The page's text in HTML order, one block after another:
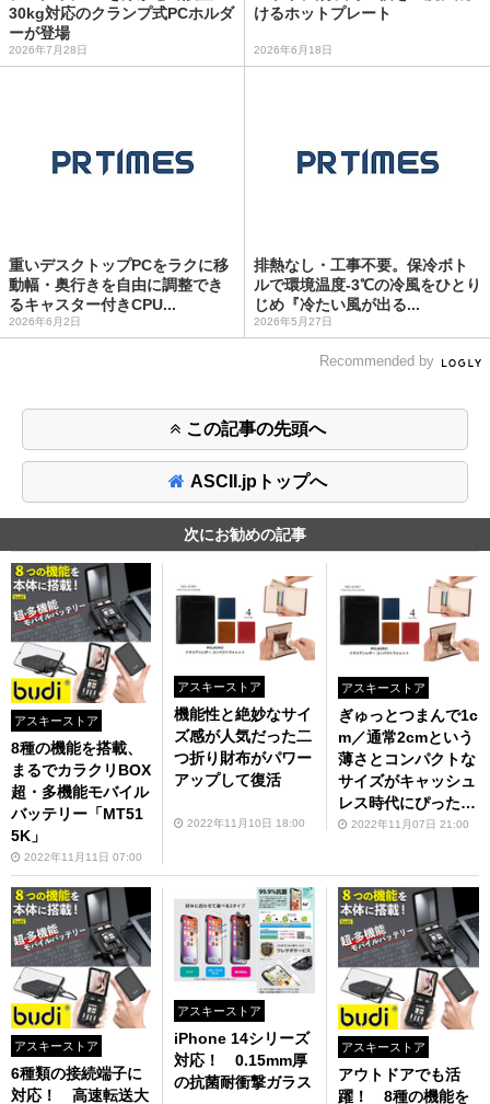
30kg対応のクランプ式PCホルダ
ーが登場
2026年7月28日
けるホットプレート
2026年6月18日
重いデスクトップPCをラクに移
動幅・奥行きを自由に調整でき
るキャスター付きCPU...
2026年6月2日
排熱なし・工事不要。保冷ボト
ルで環境温度-3℃の冷風をひとり
じめ『冷たい風が出る...
2026年5月27日
Recommended by
この記事の先頭へ
ASCII.jpトップへ
次にお勧めの記事
アスキーストア
8種の機能を搭載、
まるでカラクリBOX
超・多機能モバイル
バッテリー「MT51
5K」
2022年11月11日 07:00
アスキーストア
機能性と絶妙なサイ
ズ感が人気だった二
つ折り財布がパワー
アップして復活
2022年11月10日 18:00
アスキーストア
ぎゅっとつまんで1c
m／通常2cmという
薄さとコンパクトな
サイズがキャッシュ
レス時代にぴった
り 「MILAGRO
クトウォレット」
2022年11月07日 21:00
アスキーストア
6種類の接続端子に
対応！ 高速転送大
アスキーストア
iPhone 14シリーズ
対応！ 0.15mm厚
の抗菌耐衝撃ガラス
アスキーストア
アウトドアでも活
躍！ 8種の機能を